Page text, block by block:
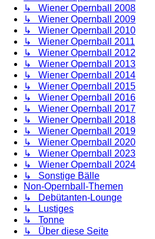
↳ Wiener Opernball 2008
↳ Wiener Opernball 2009
↳ Wiener Opernball 2010
↳ Wiener Opernball 2011
↳ Wiener Opernball 2012
↳ Wiener Opernball 2013
↳ Wiener Opernball 2014
↳ Wiener Opernball 2015
↳ Wiener Opernball 2016
↳ Wiener Opernball 2017
↳ Wiener Opernball 2018
↳ Wiener Opernball 2019
↳ Wiener Opernball 2020
↳ Wiener Opernball 2023
↳ Wiener Opernball 2024
↳ Sonstige Bälle
Non-Opernball-Themen
↳ Debütanten-Lounge
↳ Lustiges
↳ Tonne
↳ Über diese Seite